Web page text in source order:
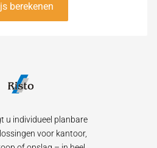
berekenen
u individueel planbare
voor kantoor,